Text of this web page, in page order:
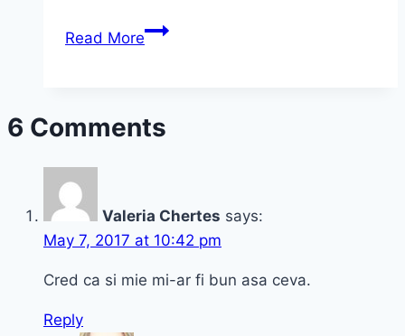
Read MoreMachiaj
Paleta
review
6 Comments
Valeria Chertes says:
May 7, 2017 at 10:42 pm
Cred ca si mie mi-ar fi bun asa ceva.
Reply